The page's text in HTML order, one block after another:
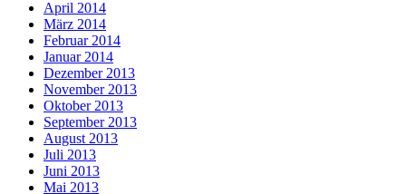
April 2014
März 2014
Februar 2014
Januar 2014
Dezember 2013
November 2013
Oktober 2013
September 2013
August 2013
Juli 2013
Juni 2013
Mai 2013